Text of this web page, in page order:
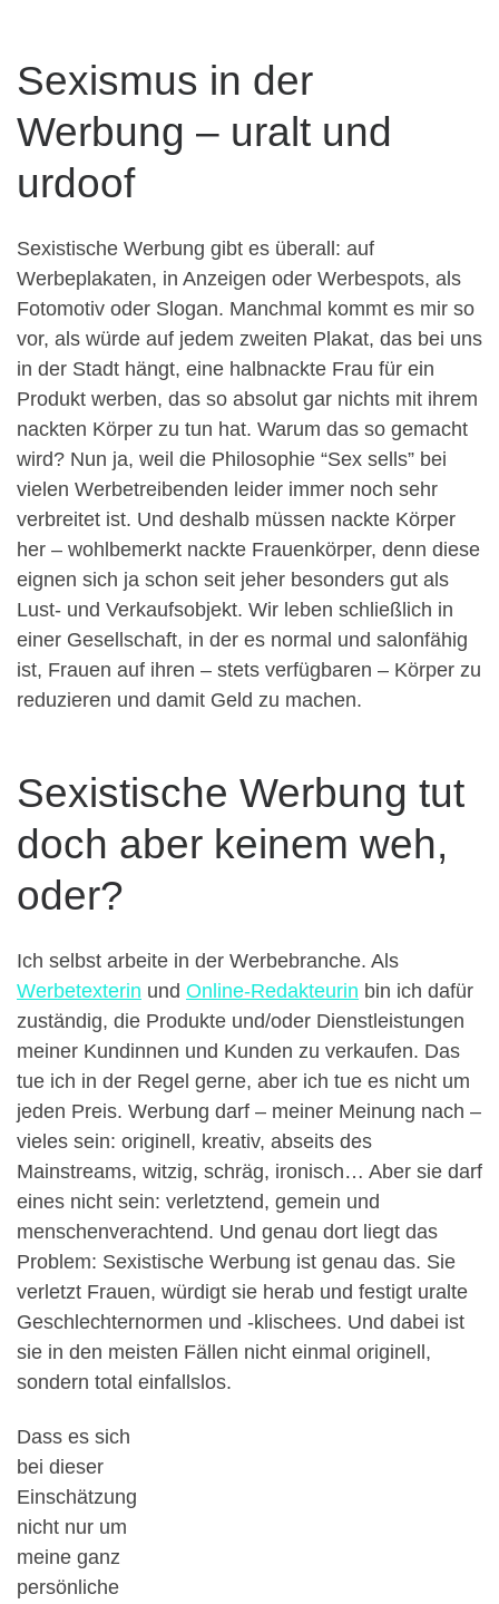
Sexismus in der
Werbung – uralt und
urdoof
Sexistische Werbung gibt es überall: auf
Werbeplakaten, in Anzeigen oder Werbespots, als
Fotomotiv oder Slogan. Manchmal kommt es mir so
vor, als würde auf jedem zweiten Plakat, das bei uns
in der Stadt hängt, eine halbnackte Frau für ein
Produkt werben, das so absolut gar nichts mit ihrem
nackten Körper zu tun hat. Warum das so gemacht
wird? Nun ja, weil die Philosophie “Sex sells” bei
vielen Werbetreibenden leider immer noch sehr
verbreitet ist. Und deshalb müssen nackte Körper
her – wohlbemerkt nackte Frauenkörper, denn diese
eignen sich ja schon seit jeher besonders gut als
Lust- und Verkaufsobjekt. Wir leben schließlich in
einer Gesellschaft, in der es normal und salonfähig
ist, Frauen auf ihren – stets verfügbaren – Körper zu
reduzieren und damit Geld zu machen.
Sexistische Werbung tut
doch aber keinem weh,
oder?
Ich selbst arbeite in der Werbebranche. Als
Werbetexterin und Online-Redakteurin bin ich dafür
zuständig, die Produkte und/oder Dienstleistungen
meiner Kundinnen und Kunden zu verkaufen. Das
tue ich in der Regel gerne, aber ich tue es nicht um
jeden Preis. Werbung darf – meiner Meinung nach –
vieles sein: originell, kreativ, abseits des
Mainstreams, witzig, schräg, ironisch… Aber sie darf
eines nicht sein: verletztend, gemein und
menschenverachtend. Und genau dort liegt das
Problem: Sexistische Werbung ist genau das. Sie
verletzt Frauen, würdigt sie herab und festigt uralte
Geschlechternormen und -klischees. Und dabei ist
sie in den meisten Fällen nicht einmal originell,
sondern total einfallslos.
Dass es sich
bei dieser
Einschätzung
nicht nur um
meine ganz
persönliche